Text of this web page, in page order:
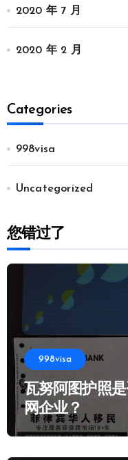
2020 年 7 月
2020 年 2 月
Categories
998visa
Uncategorized
您错过了
998visa
瓦努阿图护照
网企业？